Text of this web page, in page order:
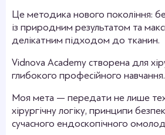
Це методика нового покоління:
із природним результатом та
делікатним підходом до тканин.
Vidnova Academy створена для
глибокого професійного навчання.
Моя мета — передати не лише
хірургічну логіку, принципи
сучасного ендоскопічного